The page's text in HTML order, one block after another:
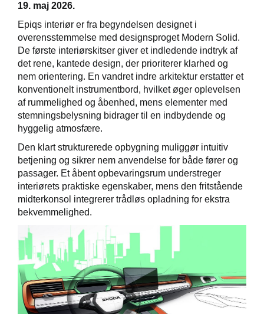
19. maj 2026.
Epiqs interiør er fra begyndelsen designet i
overensstemmelse med designsproget Modern Solid.
De første interiørskitser giver et indledende indtryk af
det rene, kantede design, der prioriterer klarhed og
nem orientering. En vandret indre arkitektur erstatter et
konventionelt instrumentbord, hvilket øger oplevelsen
af rummelighed og åbenhed, mens elementer med
stemningsbelysning bidrager til en indbydende og
hyggelig atmosfære.
Den klart strukturerede opbygning muliggør intuitiv
betjening og sikrer nem anvendelse for både fører og
passager. Et åbent opbevaringsrum understreger
interiørets praktiske egenskaber, mens den fritstående
midterkonsol integrerer trådløs opladning for ekstra
bekvemmelighed.